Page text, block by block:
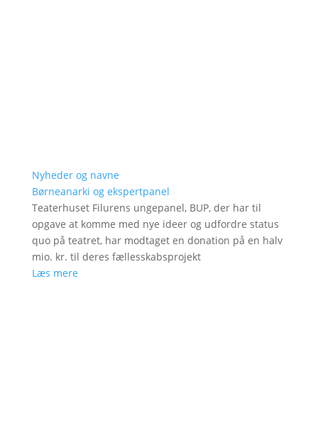
Nyheder og navne
Børneanarki og ekspertpanel
Teaterhuset Filurens ungepanel, BUP, der har til
opgave at komme med nye ideer og udfordre status
quo på teatret, har modtaget en donation på en halv
mio. kr. til deres fællesskabsprojekt
Læs mere